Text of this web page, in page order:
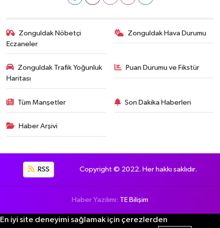
Zonguldak Nöbetçi
Eczaneler
Zonguldak Hava Durumu
Zonguldak Trafik Yoğunluk
Haritası
Puan Durumu ve Fikstür
Tüm Manşetler Son Dakika Haberleri
Haber Arşivi
RSS Copyright © 2022. Her hakkı saklıdır.
Haber Yazılımı: TE Bilişim
En iyi site deneyimi sağlamak için çerezlerden